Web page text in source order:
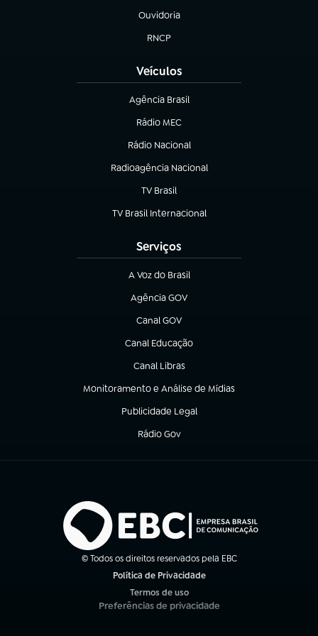
Ouvidoria
(abre em nova aba)
RNCP
(abre em nova aba)
Veículos
Agência Brasil
(abre em nova aba)
Rádio MEC
(abre em nova aba)
Rádio Nacional
Radioagência Nacional
(abre em nova aba)
TV Brasil
(abre em nova aba)
TV Brasil Internacional
(abre em nova aba)
Serviços
A Voz do Brasil
(abre em nova aba)
Agência GOV
(abre em nova aba)
Canal GOV
(abre em nova aba)
Canal Educação
(abre em nova aba)
Canal Libras
(abre em nova aba)
Monitoramento e Análise de Mídias
(abre em nova aba)
Publicidade Legal
(abre em nova aba)
Rádio Gov
(abre em nova aba)
© Todos os direitos reservados pela EBC
Política de Privacidade
Termos de uso
(abre em nova aba)
Preferências de privacidade